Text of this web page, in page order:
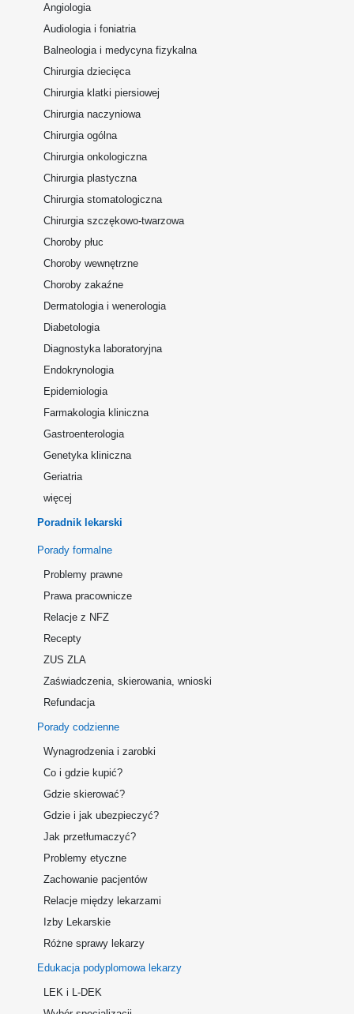
Angiologia
Audiologia i foniatria
Balneologia i medycyna fizykalna
Chirurgia dziecięca
Chirurgia klatki piersiowej
Chirurgia naczyniowa
Chirurgia ogólna
Chirurgia onkologiczna
Chirurgia plastyczna
Chirurgia stomatologiczna
Chirurgia szczękowo-twarzowa
Choroby płuc
Choroby wewnętrzne
Choroby zakaźne
Dermatologia i wenerologia
Diabetologia
Diagnostyka laboratoryjna
Endokrynologia
Epidemiologia
Farmakologia kliniczna
Gastroenterologia
Genetyka kliniczna
Geriatria
więcej
Poradnik lekarski
Porady formalne
Problemy prawne
Prawa pracownicze
Relacje z NFZ
Recepty
ZUS ZLA
Zaświadczenia, skierowania, wnioski
Refundacja
Porady codzienne
Wynagrodzenia i zarobki
Co i gdzie kupić?
Gdzie skierować?
Gdzie i jak ubezpieczyć?
Jak przetłumaczyć?
Problemy etyczne
Zachowanie pacjentów
Relacje między lekarzami
Izby Lekarskie
Różne sprawy lekarzy
Edukacja podyplomowa lekarzy
LEK i L-DEK